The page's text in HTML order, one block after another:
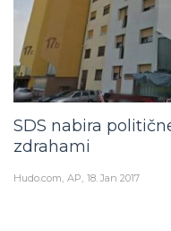
SDS nabira
zdrahami
Hudo.com AP 18. Jan 2017